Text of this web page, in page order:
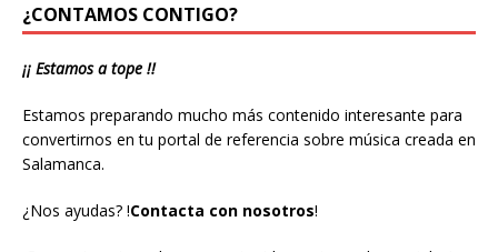
¿CONTAMOS CONTIGO?
¡¡ Estamos a tope !!
Estamos preparando mucho más contenido interesante para
convertirnos en tu portal de referencia sobre música creada en
Salamanca.
¿Nos ayudas? !Contacta con nosotros!